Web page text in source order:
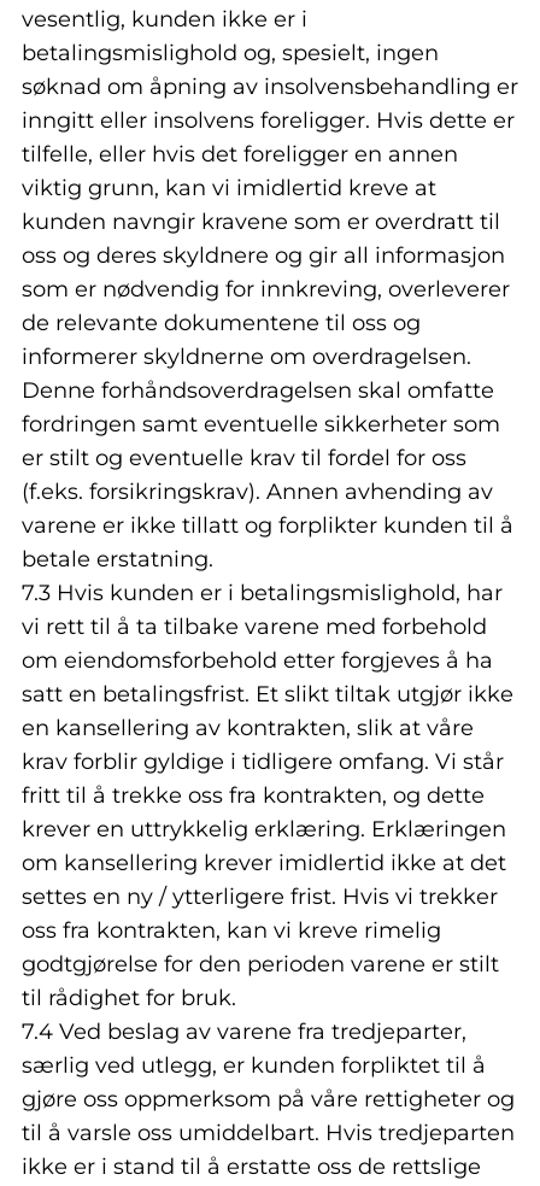
vesentlig, kunden ikke er i
betalingsmislighold og, spesielt, ingen
søknad om åpning av insolvensbehandling er
inngitt eller insolvens foreligger. Hvis dette er
tilfelle, eller hvis det foreligger en annen
viktig grunn, kan vi imidlertid kreve at
kunden navngir kravene som er overdratt til
oss og deres skyldnere og gir all informasjon
som er nødvendig for innkreving, overleverer
de relevante dokumentene til oss og
informerer skyldnerne om overdragelsen.
Denne forhåndsoverdragelsen skal omfatte
fordringen samt eventuelle sikkerheter som
er stilt og eventuelle krav til fordel for oss
(f.eks. forsikringskrav). Annen avhending av
varene er ikke tillatt og forplikter kunden til å
betale erstatning.
7.3 Hvis kunden er i betalingsmislighold, har
vi rett til å ta tilbake varene med forbehold
om eiendomsforbehold etter forgjeves å ha
satt en betalingsfrist. Et slikt tiltak utgjør ikke
en kansellering av kontrakten, slik at våre
krav forblir gyldige i tidligere omfang. Vi står
fritt til å trekke oss fra kontrakten, og dette
krever en uttrykkelig erklæring. Erklæringen
om kansellering krever imidlertid ikke at det
settes en ny / ytterligere frist. Hvis vi trekker
oss fra kontrakten, kan vi kreve rimelig
godtgjørelse for den perioden varene er stilt
til rådighet for bruk.
7.4 Ved beslag av varene fra tredjeparter,
særlig ved utlegg, er kunden forpliktet til å
gjøre oss oppmerksom på våre rettigheter og
til å varsle oss umiddelbart. Hvis tredjeparten
ikke er i stand til å erstatte oss de rettslige